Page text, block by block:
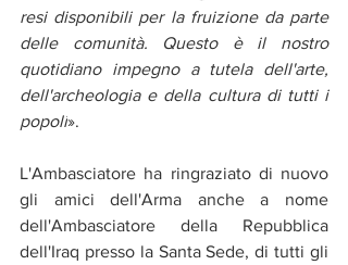
resi disponibili per la fruizione da parte
delle comunità. Questo è il nostro
quotidiano impegno a tutela dell'arte,
dell'archeologia e della cultura di tutti i
popoli».
L'Ambasciatore ha ringraziato di nuovo
gli amici dell'Arma anche a nome
dell'Ambasciatore della Repubblica
dell'Iraq presso la Santa Sede, di tutti gli